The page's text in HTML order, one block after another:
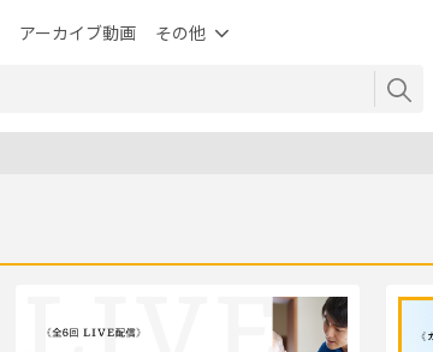
アーカイブ動画 その他